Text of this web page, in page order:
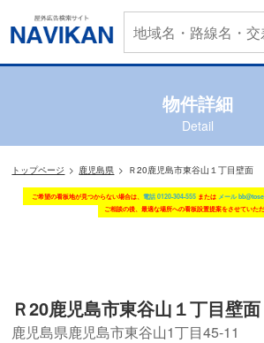
物件詳細
Detail
トップページ 鹿児島県 Ｒ20鹿児島市東谷山１丁目壁面
ご希望の看板地が見つからない場合は、 電話 0120-304-555 または メール
ご相談の後、最適な場所への看板設置提案をさせていただ
Ｒ20鹿児島市東谷山１丁目壁面
鹿児島県鹿児島市東谷山1丁目45-11